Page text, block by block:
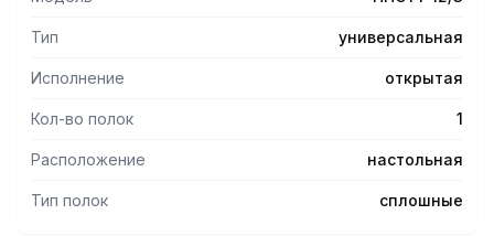
Тип универсальная
Исполнение открытая
Кол-во полок 1
Расположение настольная
Тип полок сплошные